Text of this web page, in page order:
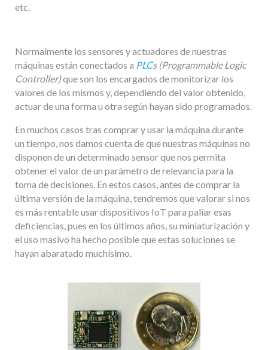
etc.
Normalmente los sensores y actuadores de nuestras
máquinas están conectados a PLCs (Programmable Logic
Controller)que son los encargados de monitorizar los
valores de los mismos y, dependiendo del valor obtenido,
actuar de una forma u otra según hayan sido programados.
En muchos casos tras comprar y usar la máquina durante
un tiempo, nos damos cuenta de que nuestras máquinas no
disponen de un determinado sensor que nos permita
obtener el valor de un parámetro de relevancia para la
toma de decisiones. En estos casos, antes de comprar la
última versión de la máquina, tendremos que valorar si nos
es más rentable usar dispositivos IoT para paliar esas
deficiencias, pues en los últimos años, su miniaturización y
el uso masivo ha hecho posible que estas soluciones se
hayan abaratado muchísimo.